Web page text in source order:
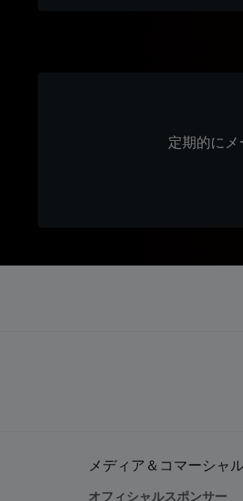
定期的に
メディア＆コマーシャ
オフィシャルスポンサー